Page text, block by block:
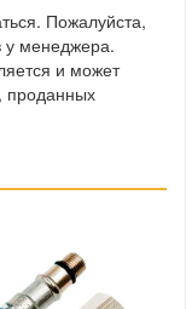
Пожалуйста,
у менеджера.
и может
проданных